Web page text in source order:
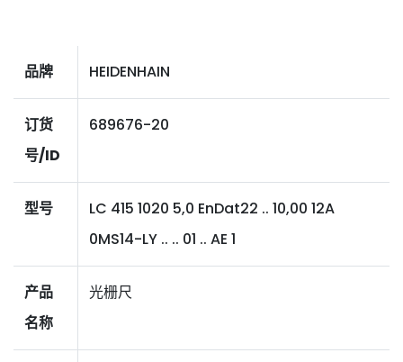
品牌 HEIDENHAIN
订货
号/ID
689676-20
型号
LC 415 1020 5,0 EnDat22 .. 10,00 12A
0MS14-LY .. .. 01 .. AE 1
产品
名称
光栅尺